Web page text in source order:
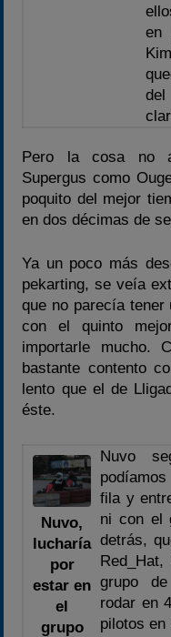
en
Pero la cosa no
Supergus como
poquito del mejor
en dos décimas de
Ya un poco más
pekarting, se veía
que no parecía tener
con el quinto
importarle mucho.
bastante contento
lento que el de
éste.
Nuvo,
lucharía
por
estar en
el
grupo
Nuvo
fila y
ni con el
detrás,
grupo
rodar en
pilotos en